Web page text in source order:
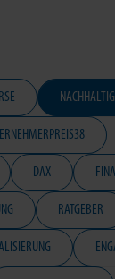
DAX
RATGEBER